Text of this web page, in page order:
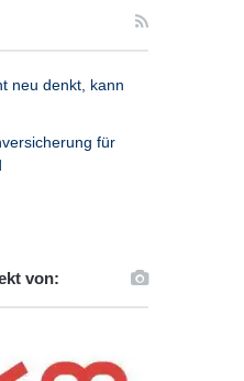
neu denkt, kann
für
von: